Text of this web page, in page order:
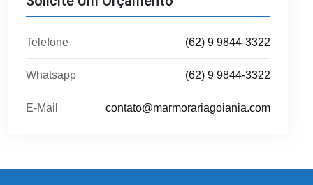
Telefone (62) 9 9844-3322
Whatsapp (62) 9 9844-3322
E-Mail contato@marmorariagoiania.com